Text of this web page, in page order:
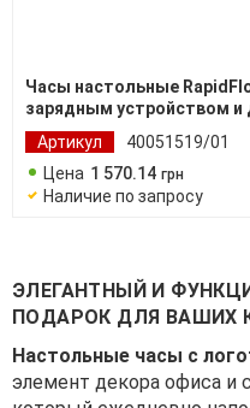
Часы настольные
зарядным устройством и
Артикул
40051519/01
Цена 1 570.14 грн
Наличие по запросу
ЭЛЕГАНТНЫЙ И
ПОДАРОК ДЛЯ ВАШИХ
Настольные часы с
элемент декора офиса и